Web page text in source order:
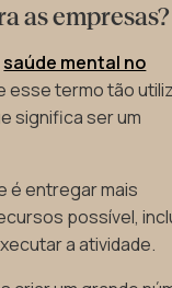
as empresas?
saúde mental no
esse termo tão
significa ser um
é entregar mais
possível,
a atividade.